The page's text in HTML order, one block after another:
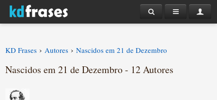
KD Frases › Autores › Nascidos em 21 de Dezembro
Nascidos em 21 de Dezembro - 12 Autores